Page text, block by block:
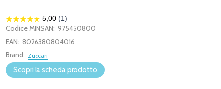
Codice MINSAN: 975450800
EAN: 8026380804016
Brand: Zuccari
Scopri la scheda prodotto